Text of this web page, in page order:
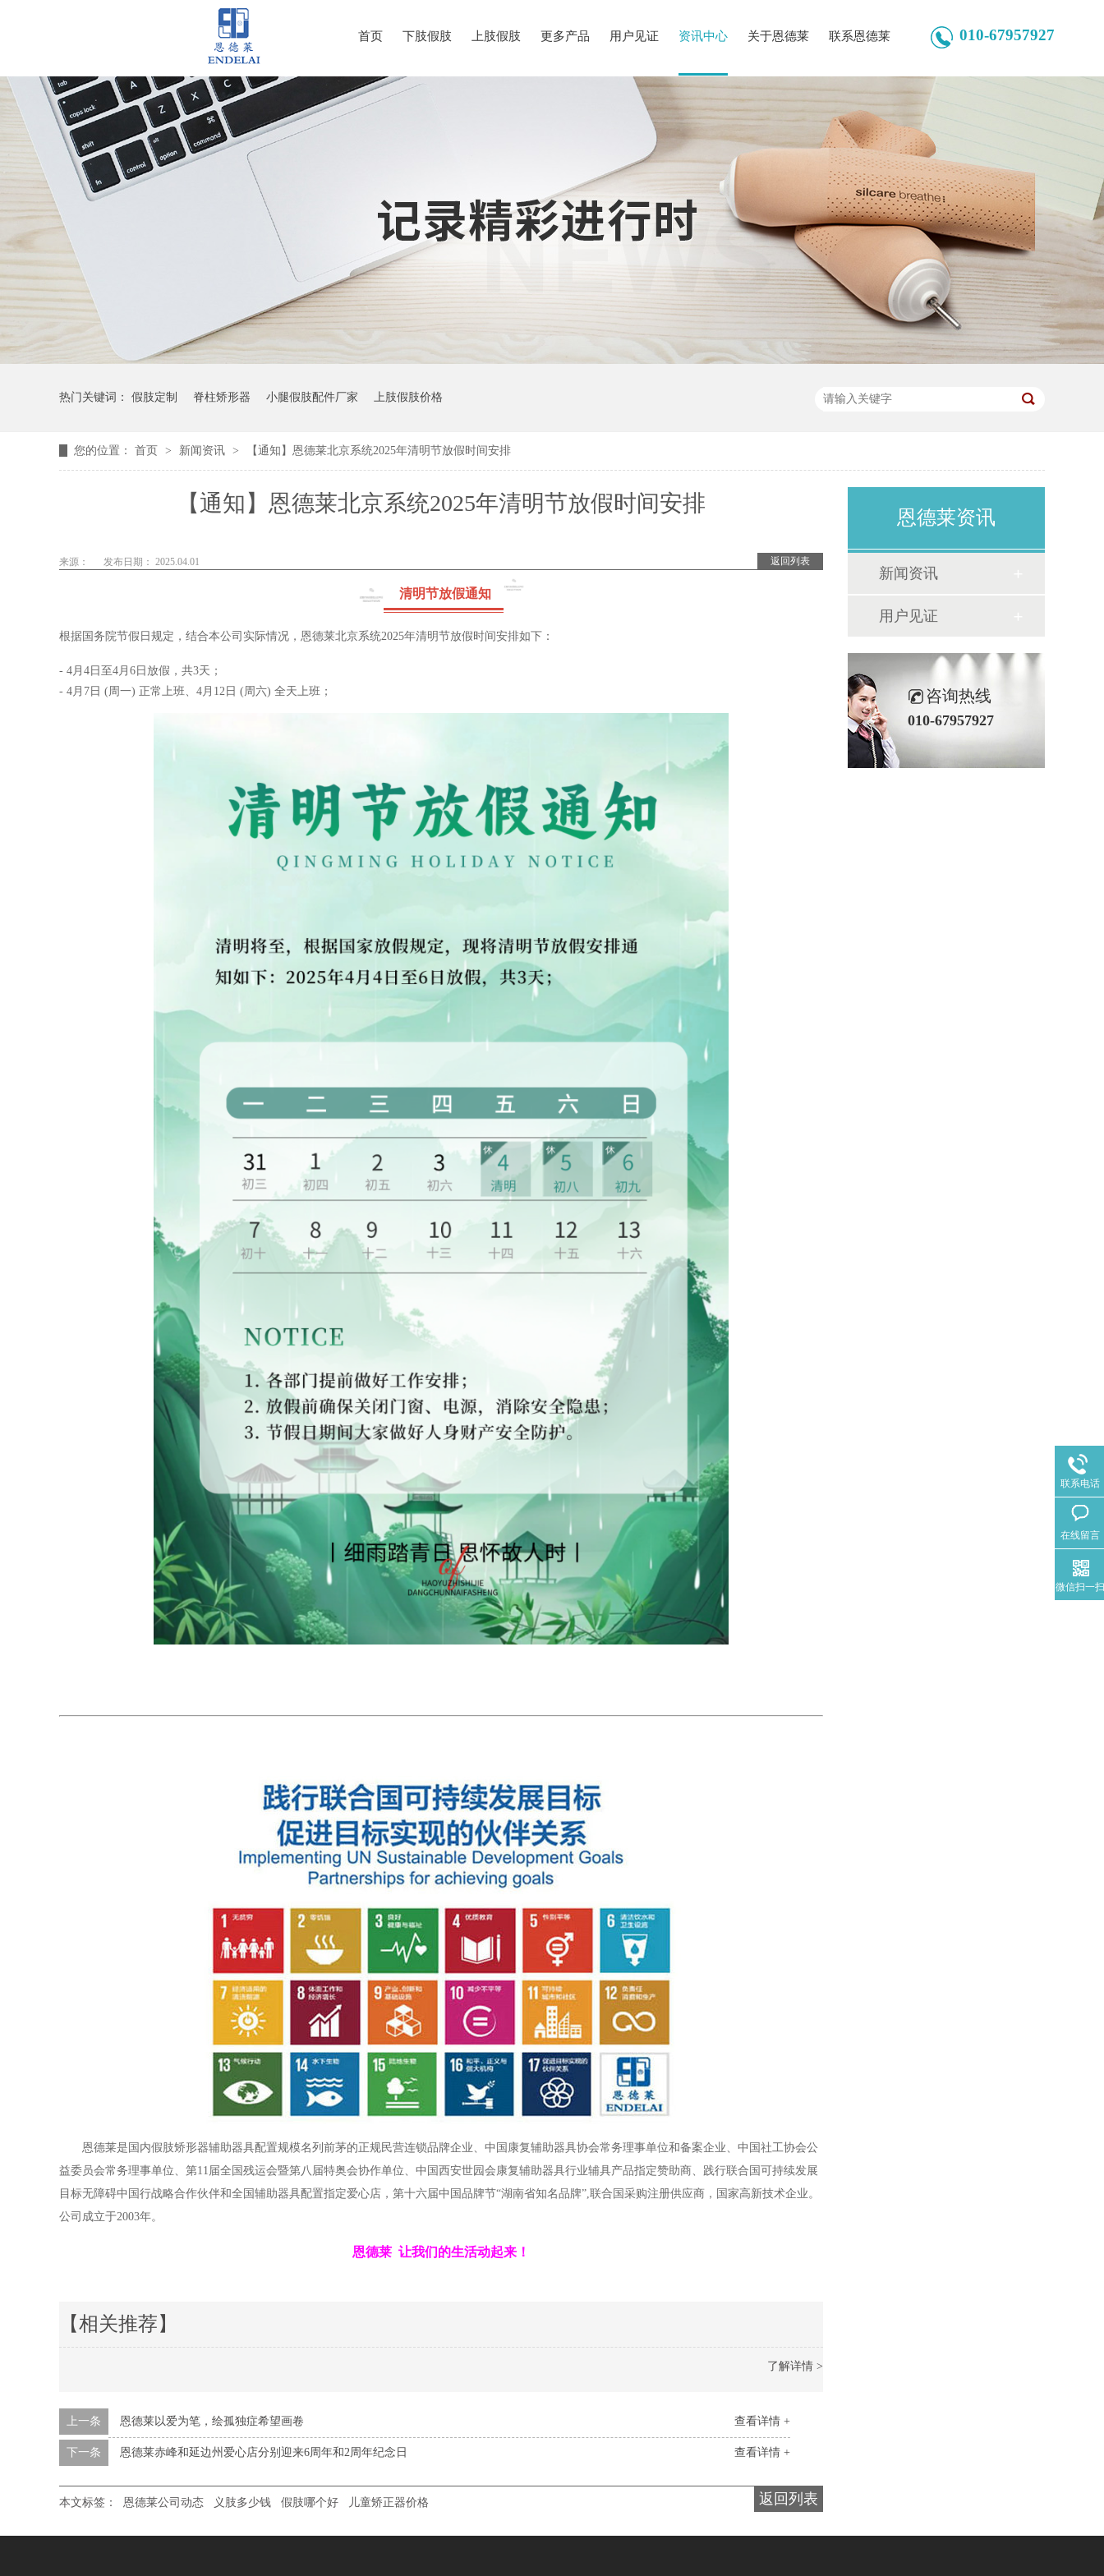
首页 下肢假肢 上肢假肢 更多产品 用户见证 资讯中心 关于恩德莱 联系恩德莱 010-67957927
热门关键词： 假肢定制 脊柱矫形器 小腿假肢配件厂家 上肢假肢价格
您的位置： 首页 > 新闻资讯 > 【通知】恩德莱北京系统2025年清明节放假时间安排
【通知】恩德莱北京系统2025年清明节放假时间安排
返回列表
来源： 发布日期： 2025.04.01
清明节放假通知
根据国务院节假日规定，结合本公司实际情况，恩德莱北京系统2025年清明节放假时间安排如下：
- 4月4日至4月6日放假，共3天；
- 4月7日 (周一) 正常上班、4月12日 (周六) 全天上班；
恩德莱是国内假肢矫形器辅助器具配置规模名列前茅的正规民营连锁品牌企业、中国康复辅助器具协会常务理事单位和备案企业、中国社工协会公
益委员会常务理事单位、第11届全国残运会暨第八届特奥会协作单位、中国西安世园会康复辅助器具行业辅具产品指定赞助商、践行联合国可持续发展
目标无障碍中国行战略合作伙伴和全国辅助器具配置指定爱心店，第十六届中国品牌节“湖南省知名品牌”,联合国采购注册供应商，国家高新技术企业。
公司成立于2003年。
恩德莱 让我们的生活动起来！
【相关推荐】
了解详情 >
查看详情 +
上一条 恩德莱以爱为笔，绘孤独症希望画卷
查看详情 +
下一条 恩德莱赤峰和延边州爱心店分别迎来6周年和2周年纪念日
返回列表
本文标签： 恩德莱公司动态 义肢多少钱 假肢哪个好 儿童矫正器价格
恩德莱资讯
新闻资讯
用户见证
咨询热线
010-67957927
联系电话
在线留言
微信扫一扫